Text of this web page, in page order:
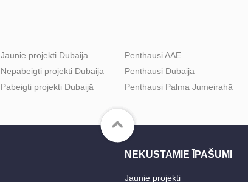
Jaunie projekti Dubaijā
Nepabeigti projekti Dubaijā
Pabeigti projekti Dubaijā
Penthausi AAE
Penthausi Dubaijā
Penthausi Palma Jumeirahā
NEKUSTAMIE ĪPAŠUMI
Jaunie projekti